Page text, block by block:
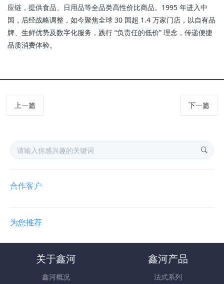
应链，提供食品、日用品等全品类高性价比商品。1995 年进入中
国，后经战略调整，如今聚焦全球 30 国超 1.4 万家门店，以自有品
牌、生鲜优势及数字化服务，践行 “负责任的低价” 理念，传递便捷
品质消费体验。
上一篇 下一篇
合作客户
为您推荐
关于鑫河
鑫河概况
鑫河产品
法式系列